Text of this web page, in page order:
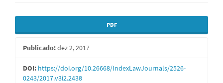
Barra
lateral
de
artigos
PDF
Publicado:dez 2, 2017
DOI: https://doi.org/10.26668/IndexLawJournals/2526-
0243/2017.v3i2.2438